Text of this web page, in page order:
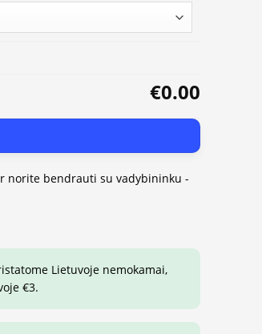
€0.00
norite bendrauti su vadybininku -
Lietuvoje nemokamai,
€3.